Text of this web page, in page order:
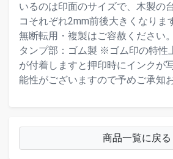
いるのは印面のサイズで、木製の
コそれぞれ2mm前後大きくなりま
無断転用・複製はご容赦ください
タンプ部：ゴム製 ※ゴム印の特性
が付着しますと押印時にインクが
能性がございますので予めご承知
商品一覧に戻る